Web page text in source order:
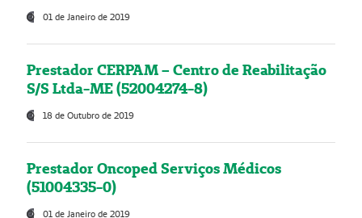
01 de Janeiro de 2019
Prestador CERPAM – Centro de Reabilitação
S/S Ltda-ME (52004274-8)
18 de Outubro de 2019
Prestador Oncoped Serviços Médicos
(51004335-0)
01 de Janeiro de 2019